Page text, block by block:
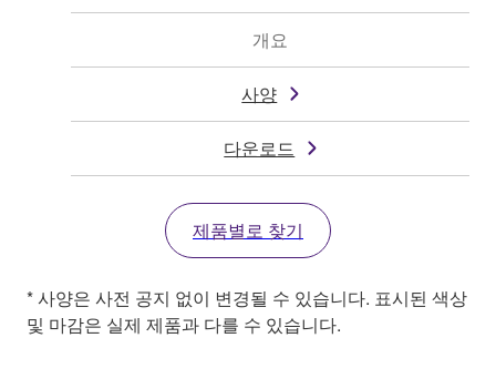
개요
사양
다운로드
제품별로 찾기
* 사양은 사전 공지 없이 변경될 수 있습니다. 표시된 색상
및 마감은 실제 제품과 다를 수 있습니다.